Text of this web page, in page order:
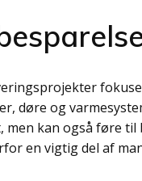
døre og
men kan også føre
en vigtig del af